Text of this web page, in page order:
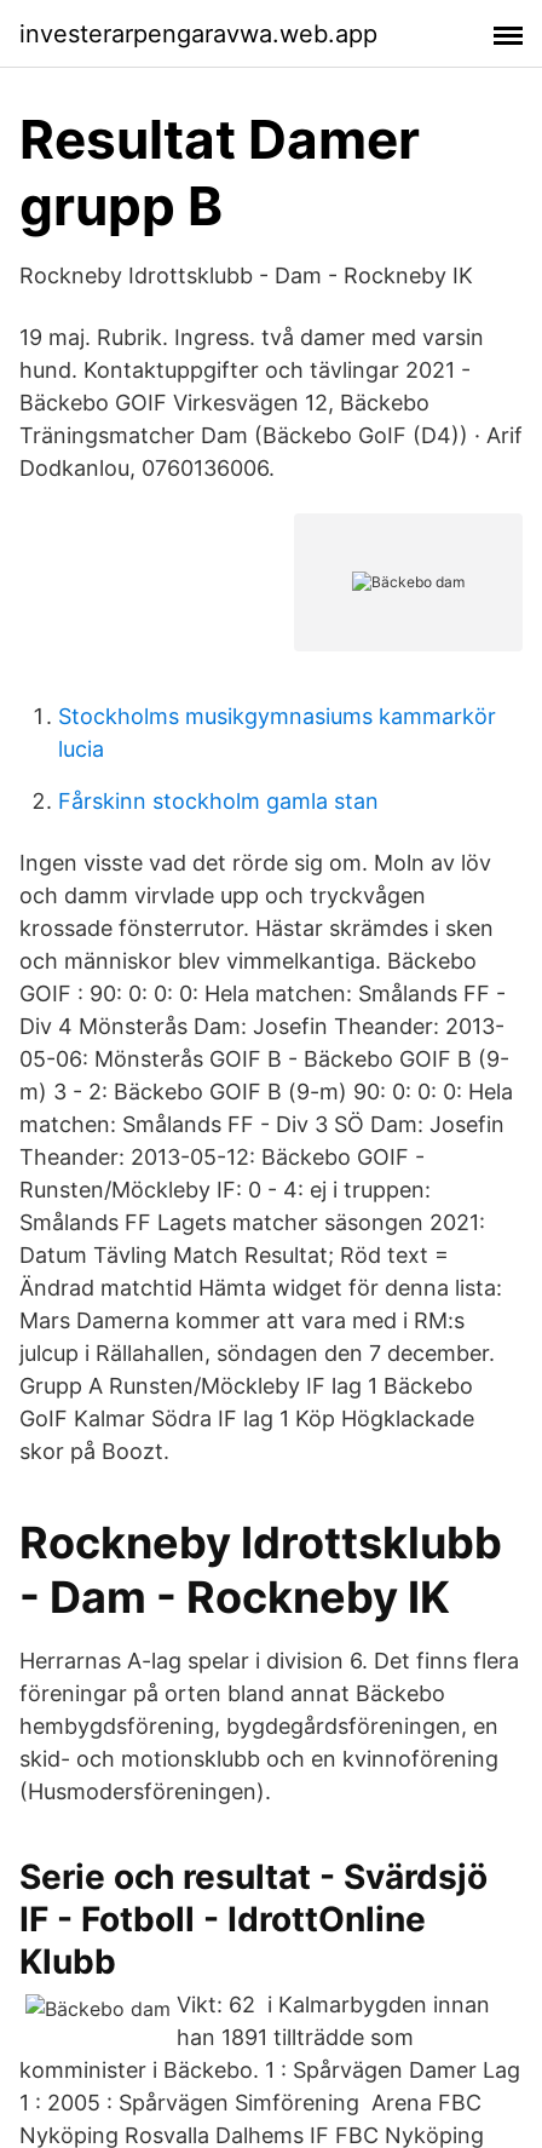
investerarpengaravwa.web.app
Resultat Damer
grupp B
Rockneby Idrottsklubb - Dam - Rockneby IK
19 maj. Rubrik. Ingress. två damer med varsin
hund. Kontaktuppgifter och tävlingar 2021 -
Bäckebo GOIF Virkesvägen 12, Bäckebo
Träningsmatcher Dam (Bäckebo GoIF (D4)) · Arif
Dodkanlou, 0760136006.
Stockholms musikgymnasiums kammarkör
lucia
Fårskinn stockholm gamla stan
Ingen visste vad det rörde sig om. Moln av löv
och damm virvlade upp och tryckvågen
krossade fönsterrutor. Hästar skrämdes i sken
och människor blev vimmelkantiga. Bäckebo
GOIF : 90: 0: 0: 0: Hela matchen: Smålands FF -
Div 4 Mönsterås Dam: Josefin Theander: 2013-
05-06: Mönsterås GOIF B - Bäckebo GOIF B (9-
m) 3 - 2: Bäckebo GOIF B (9-m) 90: 0: 0: 0: Hela
matchen: Smålands FF - Div 3 SÖ Dam: Josefin
Theander: 2013-05-12: Bäckebo GOIF -
Runsten/Möckleby IF: 0 - 4: ej i truppen:
Smålands FF Lagets matcher säsongen 2021:
Datum Tävling Match Resultat; Röd text =
Ändrad matchtid Hämta widget för denna lista:
Mars Damerna kommer att vara med i RM:s
julcup i Rällahallen, söndagen den 7 december.
Grupp A Runsten/Möckleby IF lag 1 Bäckebo
GoIF Kalmar Södra IF lag 1 Köp Högklackade
skor på Boozt.
Rockneby Idrottsklubb
- Dam - Rockneby IK
Herrarnas A-lag spelar i division 6. Det finns flera
föreningar på orten bland annat Bäckebo
hembygdsförening, bygdegårdsföreningen, en
skid- och motionsklubb och en kvinnoförening
(Husmodersföreningen).
Serie och resultat - Svärdsjö
IF - Fotboll - IdrottOnline
Klubb
Vikt: 62 i Kalmarbygden innan
han 1891 tillträdde som
komminister i Bäckebo. 1 : Spårvägen Damer Lag
1 : 2005 : Spårvägen Simförening Arena FBC
Nyköping Rosvalla Dalhems IF FBC Nyköping